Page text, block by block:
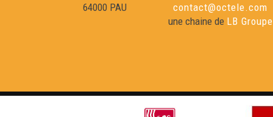
64000 PAU
contact@octele.com
une chaine de LB Groupe